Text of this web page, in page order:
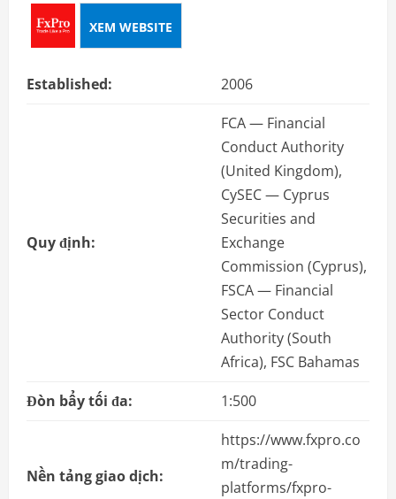
XEM WEBSITE
Established: 2006
Quy định:
FCA — Financial
Conduct Authority
(United Kingdom),
CySEC — Cyprus
Securities and
Exchange
Commission (Cyprus),
FSCA — Financial
Sector Conduct
Authority (South
Africa), FSC Bahamas
Đòn bẩy tối đa:
1:500
Nền tảng giao dịch:
https://www.fxpro.co
m/trading-
platforms/fxpro-